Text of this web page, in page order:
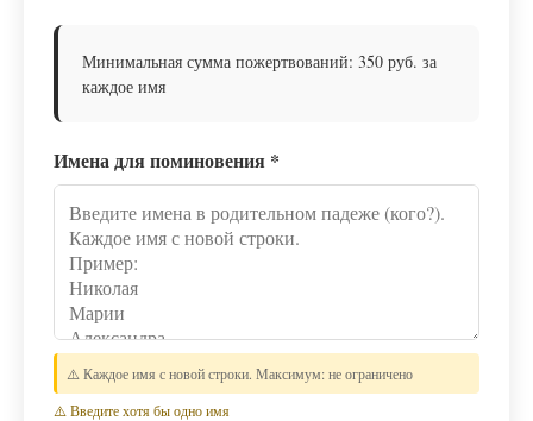
Минимальная сумма пожертвований: 350 руб. за
каждое имя
Имена для поминовения *
⚠️ Каждое имя с новой строки. Максимум: не ограничено
⚠️ Введите хотя бы одно имя